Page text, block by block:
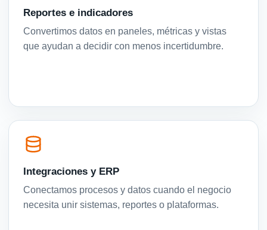
Reportes e indicadores
Convertimos datos en paneles, métricas y vistas
que ayudan a decidir con menos incertidumbre.
Integraciones y ERP
Conectamos procesos y datos cuando el negocio
necesita unir sistemas, reportes o plataformas.